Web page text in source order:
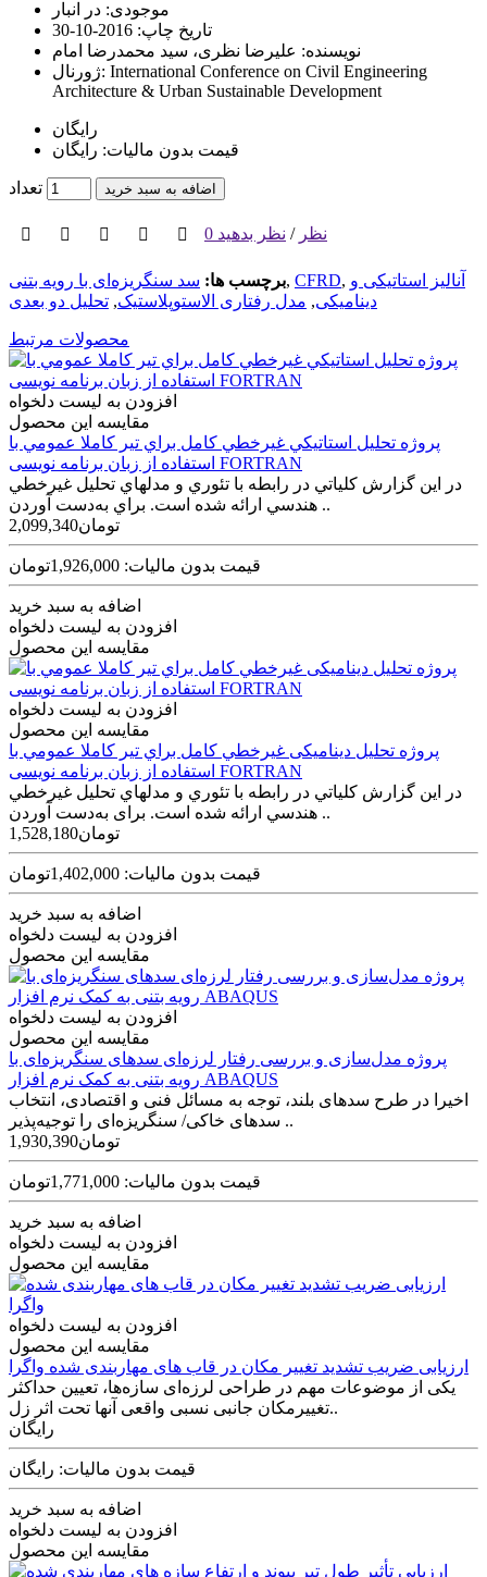
موجودی: در انبار
تاریخ چاپ: 2016-10-30
نویسنده: علیرضا نظری، سید محمدرضا امام
ژورنال: International Conference on Civil Engineering
Architecture & Urban Sustainable Development
رایگان
قیمت بدون مالیات: رایگان
تعداد اضافه به سبد خرید
0 نظر / نظر بدهید
برچسب ها: سد سنگریزه‌ای با رویه بتنی , CFRD, آنالیز استاتیکی و
دینامیکی, مدل رفتاری الاستوپلاستیک, تحلیل دو بعدی
محصولات مرتبط
افزودن به لیست دلخواه
مقایسه این محصول
پروژه تحليل استاتيکي غيرخطي کامل براي تير کاملا عمومي با
استفاده از زبان برنامه نویسی FORTRAN
در اين گزارش کلياتي در رابطه با تئوري و مدل­هاي تحليل غيرخطي
هندسي ارائه شده است. براي به‌دست آوردن ..
2,099,340تومان
قیمت بدون مالیات: 1,926,000تومان
اضافه به سبد خرید
افزودن به لیست دلخواه
مقایسه این محصول
افزودن به لیست دلخواه
مقایسه این محصول
پروژه تحليل دینامیکی غيرخطي کامل براي تير کاملا عمومي با
استفاده از زبان برنامه نویسی FORTRAN
در اين گزارش کلياتي در رابطه با تئوري و مدل­هاي تحليل غيرخطي
هندسي ارائه شده است. برای به‌دست آوردن ..
1,528,180تومان
قیمت بدون مالیات: 1,402,000تومان
اضافه به سبد خرید
افزودن به لیست دلخواه
مقایسه این محصول
افزودن به لیست دلخواه
مقایسه این محصول
پروژه مدل‌سازی و بررسی رفتار لرزه‌ای سدهای سنگریزه‌ای با
رویه بتنی به کمک نرم افزار ABAQUS
اخیرا در طرح سد‌های بلند، توجه به مسائل فنی و اقتصادی، انتخاب
سد‌های خاکی/ سنگریزه‌ای را توجیه‌پذیر ..
1,930,390تومان
قیمت بدون مالیات: 1,771,000تومان
اضافه به سبد خرید
افزودن به لیست دلخواه
مقایسه این محصول
افزودن به لیست دلخواه
مقایسه این محصول
ارزیابی ضریب تشدید تغییر مکان در قاب های مهاربندی شده واگرا
یکی از موضوعات مهم در طراحی لرزه‌ای سازه‌ها، تعیین حداکثر
تغییرمکان جانبی نسبی واقعی آنها تحت اثر زل..
رایگان
قیمت بدون مالیات: رایگان
اضافه به سبد خرید
افزودن به لیست دلخواه
مقایسه این محصول